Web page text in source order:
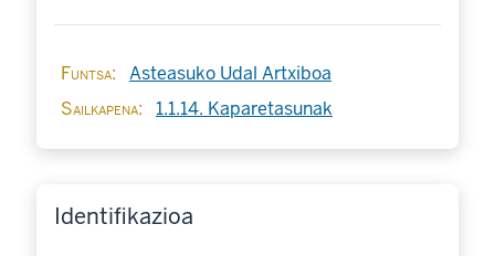
Funtsa
Asteasuko Udal Artxiboa
Sailkapena
1.1.14. Kaparetasunak
Identifikazioa